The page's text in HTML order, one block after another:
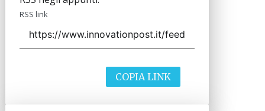
RSS link
COPIA LINK